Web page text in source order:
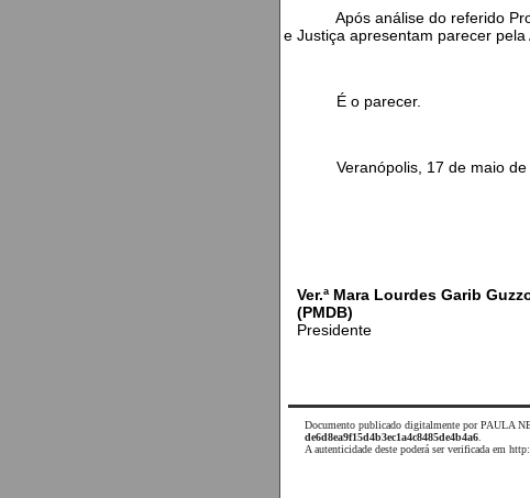
Após análise do referido
e Justiça apresentam parecer pela
É o parecer.
Veranópolis, 17 de maio de
Ver.ª Mara Lourdes Garib
(PMDB)
Presidente
Documento publicado digitalmente por PAULA
de6d8ea9f15d4b3ec1a4c8485de4b4a6.
A autenticidade deste poderá ser verificada em